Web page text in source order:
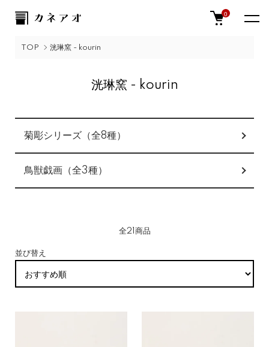
0
TOP 洸琳窯 - kourin
洸琳窯 - kourin
グループ一覧
菊彫シリーズ（全8種）
鳥獣戯画（全3種）
全21商品
並び替え